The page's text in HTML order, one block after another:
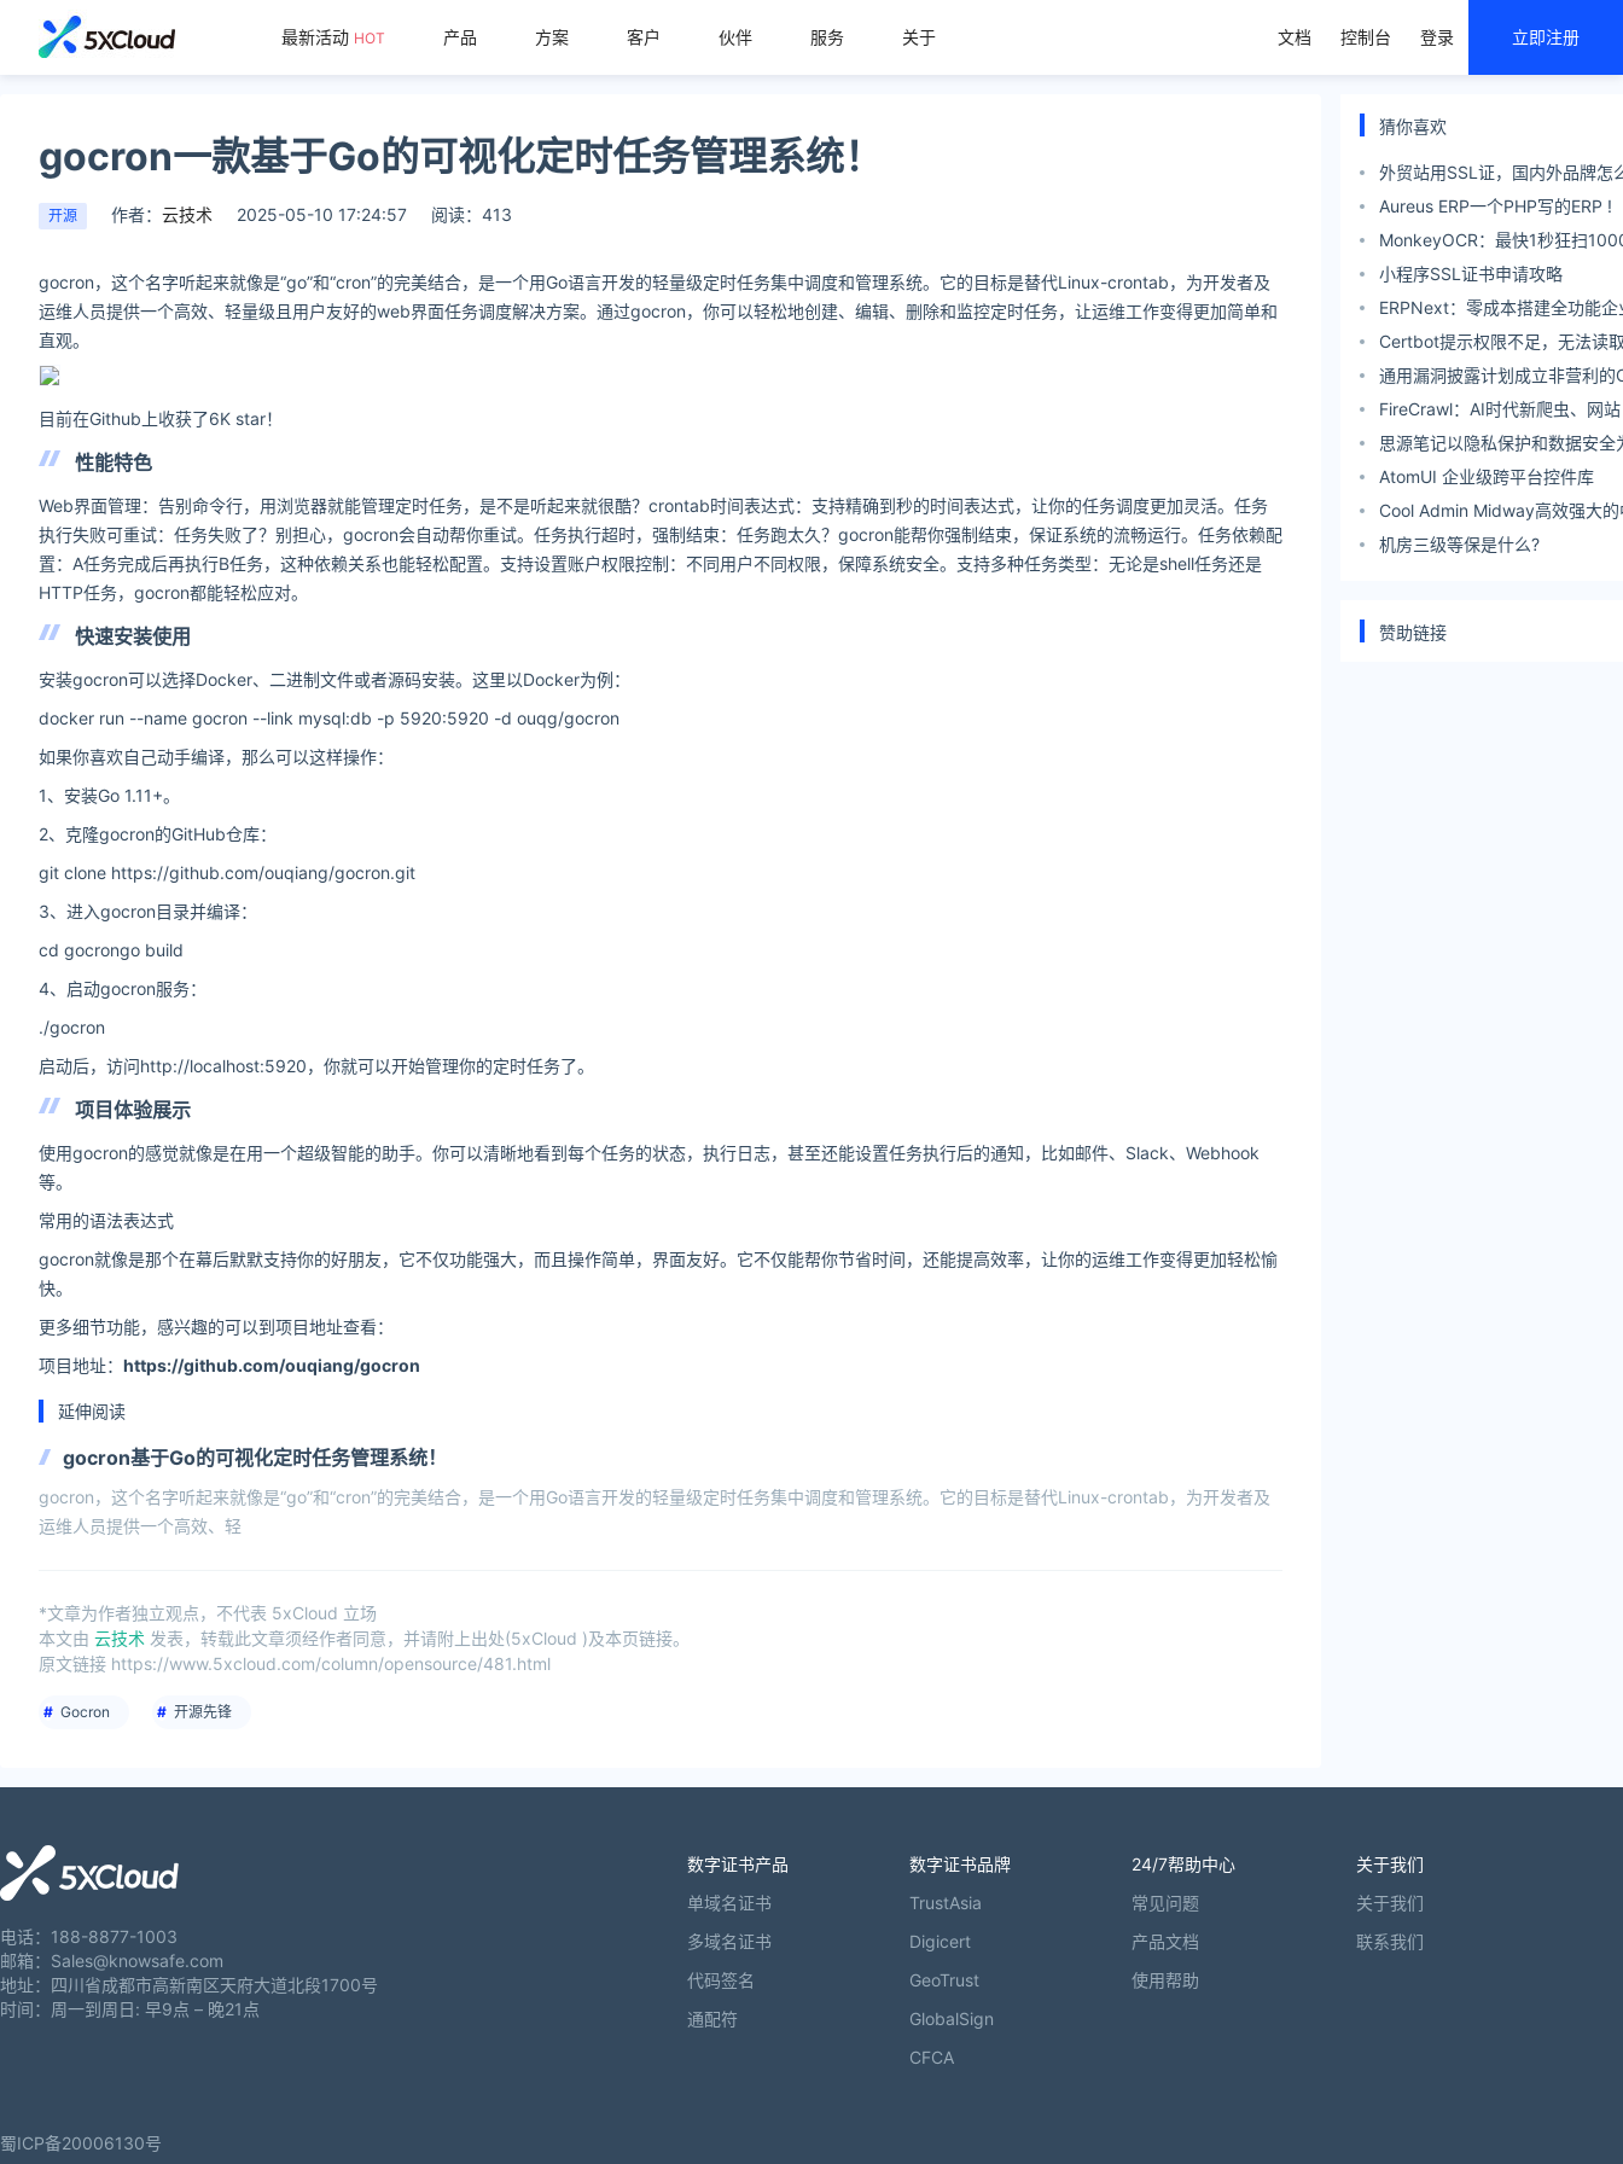
最新活动 HOT 产品 方案 客户 伙伴 服务 关于 文档 控制台 登录 立即注册
gocron一款基于Go的可视化定时任务管理系统！
开源 作者： 云技术 2025-05-10 17:24:57 阅读：413
gocron，这个名字听起来就像是“go”和“cron”的完美结合，是一个用Go语言开发的轻量级定时任务集中调度和管理系统。它的目标是替代Linux-crontab，为开发者及
运维人员提供一个高效、轻量级且用户友好的web界面任务调度解决方案。通过gocron，你可以轻松地创建、编辑、删除和监控定时任务，让运维工作变得更加简单和
直观。
目前在Github上收获了6K star！
性能特色
Web界面管理：告别命令行，用浏览器就能管理定时任务，是不是听起来就很酷？crontab时间表达式：支持精确到秒的时间表达式，让你的任务调度更加灵活。任务
执行失败可重试：任务失败了？别担心，gocron会自动帮你重试。任务执行超时，强制结束：任务跑太久？gocron能帮你强制结束，保证系统的流畅运行。任务依赖配
置：A任务完成后再执行B任务，这种依赖关系也能轻松配置。支持设置账户权限控制：不同用户不同权限，保障系统安全。支持多种任务类型：无论是shell任务还是
HTTP任务，gocron都能轻松应对。
快速安装使用
安装gocron可以选择Docker、二进制文件或者源码安装。这里以Docker为例：
docker run --name gocron --link mysql:db -p 5920:5920 -d ouqg/gocron
如果你喜欢自己动手编译，那么可以这样操作：
1、安装Go 1.11+。
2、克隆gocron的GitHub仓库：
git clone https://github.com/ouqiang/gocron.git
3、进入gocron目录并编译：
cd gocrongo build
4、启动gocron服务：
./gocron
启动后，访问http://localhost:5920，你就可以开始管理你的定时任务了。
项目体验展示
使用gocron的感觉就像是在用一个超级智能的助手。你可以清晰地看到每个任务的状态，执行日志，甚至还能设置任务执行后的通知，比如邮件、Slack、Webhook
等。
常用的语法表达式
gocron就像是那个在幕后默默支持你的好朋友，它不仅功能强大，而且操作简单，界面友好。它不仅能帮你节省时间，还能提高效率，让你的运维工作变得更加轻松愉
快。
更多细节功能，感兴趣的可以到项目地址查看：
项目地址： https://github.com/ouqiang/gocron
延伸阅读
gocron基于Go的可视化定时任务管理系统！
gocron，这个名字听起来就像是“go”和“cron”的完美结合，是一个用Go语言开发的轻量级定时任务集中调度和管理系统。它的目标是替代Linux-crontab，为开发者及
运维人员提供一个高效、轻
*文章为作者独立观点，不代表 5xCloud 立场
本文由 云技术 发表，转载此文章须经作者同意，并请附上出处(5xCloud )及本页链接。
原文链接 https://www.5xcloud.com/column/opensource/481.html
Gocron 开源先锋
猜你喜欢
外贸站用SSL证，国内外品牌怎
Aureus ERP一个PHP写的ERP !
MonkeyOCR：最快1秒狂扫
小程序SSL证书申请攻略
ERPNext：零成本搭建全功能
降本增效的现实选择
Certbot提示权限不足，无法读
文件和目录
通用漏洞披露计划成立非营利的
旨在解决美国政府撤资后造成的
FireCrawl：AI时代新爬虫、网
数据
思源笔记以隐私保护和数据安全
知识管理系统
AtomUI 企业级跨平台控件库
Cool Admin Midway高效强大
系统
机房三级等保是什么?
赞助链接
电话：188-8877-1003
邮箱：Sales@knowsafe.com
地址：四川省成都市高新南区天府大道北段1700号
时间：周一到周日: 早9点 – 晚21点
数字证书产品
单域名证书
多域名证书
代码签名
通配符
数字证书品牌
TrustAsia
Digicert
GeoTrust
GlobalSign
CFCA
24/7帮助中心
常见问题
产品文档
使用帮助
关于我们
关于我们
联系我们
蜀ICP备20006130号